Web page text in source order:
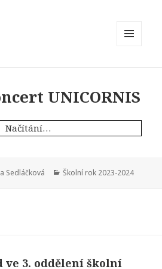
UNICORNIS
Načítání…
Sedláčková Rubriky:
Školní rok 2023-2024
ve 3. oddělení školní